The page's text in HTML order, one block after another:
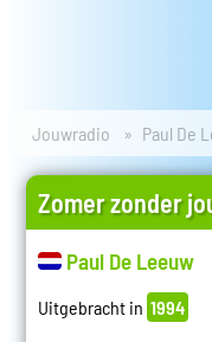
Jouwradio Paul De
Zomer zonder
Paul De Leeuw
Uitgebracht in 1994